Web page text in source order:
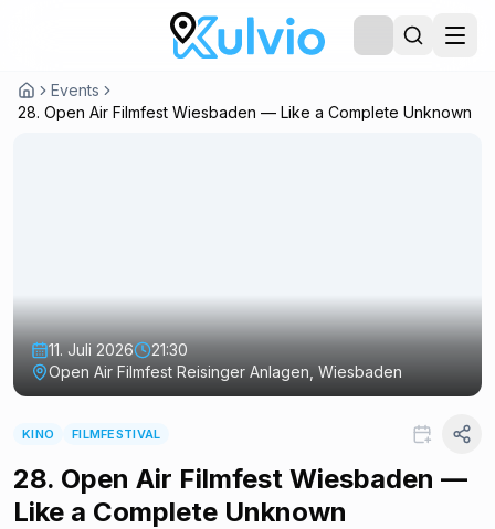
Events
28. Open Air Filmfest Wiesbaden — Like a Complete Unknown
11. Juli 2026
21:30
Open Air Filmfest Reisinger Anlagen, Wiesbaden
KINO FILMFESTIVAL
28. Open Air Filmfest Wiesbaden —
Like a Complete Unknown